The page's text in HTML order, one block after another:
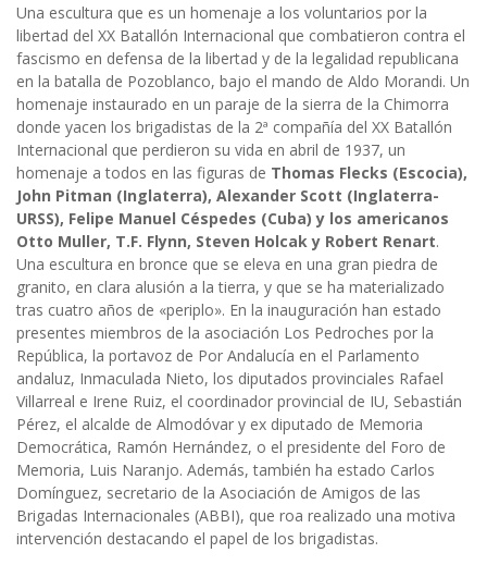
Una escultura que es un homenaje a los voluntarios por la
libertad del XX Batallón Internacional que combatieron contra el
fascismo en defensa de la libertad y de la legalidad republicana
en la batalla de Pozoblanco, bajo el mando de Aldo Morandi. Un
homenaje instaurado en un paraje de la sierra de la Chimorra
donde yacen los brigadistas de la 2ª compañía del XX Batallón
Internacional que perdieron su vida en abril de 1937, un
homenaje a todos en las figuras de Thomas Flecks (Escocia),
John Pitman (Inglaterra), Alexander Scott (Inglaterra-
URSS), Felipe Manuel Céspedes (Cuba) y los americanos
Otto Muller, T.F. Flynn, Steven Holcak y Robert Renart.
Una escultura en bronce que se eleva en una gran piedra de
granito, en clara alusión a la tierra, y que se ha materializado
tras cuatro años de «periplo». En la inauguración han estado
presentes miembros de la asociación Los Pedroches por la
República, la portavoz de Por Andalucía en el Parlamento
andaluz, Inmaculada Nieto, los diputados provinciales Rafael
Villarreal e Irene Ruiz, el coordinador provincial de IU, Sebastián
Pérez, el alcalde de Almodóvar y ex diputado de Memoria
Democrática, Ramón Hernández, o el presidente del Foro de
Memoria, Luis Naranjo. Además, también ha estado Carlos
Domínguez, secretario de la Asociación de Amigos de las
Brigadas Internacionales (ABBI), que roa realizado una motiva
intervención destacando el papel de los brigadistas.